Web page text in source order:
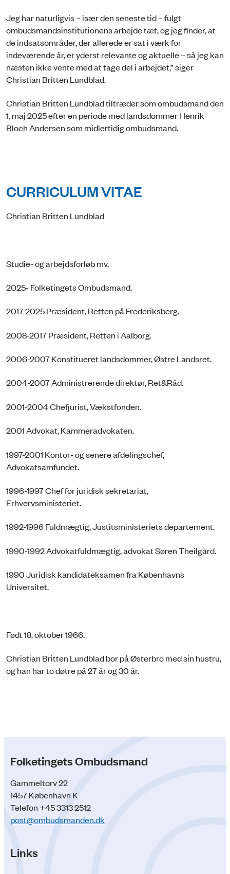
Jeg har naturligvis – især den seneste tid – fulgt
ombudsmandsinstitutionens arbejde tæt, og jeg finder, at
de indsatsområder, der allerede er sat i værk for
indeværende år, er yderst relevante og aktuelle – så jeg kan
næsten ikke vente med at tage del i arbejdet,” siger
Christian Britten Lundblad.
Christian Britten Lundblad tiltræder som ombudsmand den
1. maj 2025 efter en periode med landsdommer Henrik
Bloch Andersen som midlertidig ombudsmand.
CURRICULUM VITAE
Christian Britten Lundblad
Studie- og arbejdsforløb mv.
2025- Folketingets Ombudsmand.
2017-2025 Præsident, Retten på Frederiksberg.
2008-2017 Præsident, Retten i Aalborg.
2006-2007 Konstitueret landsdommer, Østre Landsret.
2004-2007 Administrerende direktør, Ret&Råd.
2001-2004 Chefjurist, Vækstfonden.
2001 Advokat, Kammeradvokaten.
1997-2001 Kontor- og senere afdelingschef,
Advokatsamfundet.
1996-1997 Chef for juridisk sekretariat,
Erhvervsministeriet.
1992-1996 Fuldmægtig, Justitsministeriets departement.
1990-1992 Advokatfuldmægtig, advokat Søren Theilgård.
1990 Juridisk kandidateksamen fra Københavns
Universitet.
Født 18. oktober 1966.
Christian Britten Lundblad bor på Østerbro med sin hustru,
og han har to døtre på 27 år og 30 år.
Folketingets Ombudsmand
Gammeltorv 22
1457 København K
Telefon +45 3313 2512
post@ombudsmanden.dk
Links